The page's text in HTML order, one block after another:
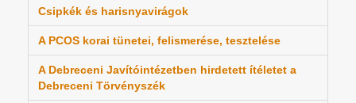
Csipkék és harisnyavirágok
A PCOS korai tünetei, felismerése, tesztelése
A Debreceni Javítóintézetben hirdetett ítéletet a
Debreceni Törvényszék